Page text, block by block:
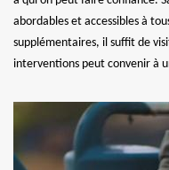
abordables et accessibles à
supplémentaires, il suffit de
interventions peut convenir à